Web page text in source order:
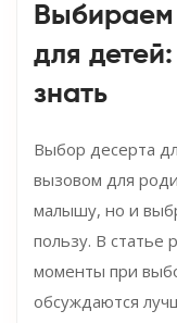
Выбираем
для
знать
Выбор десерта
вызовом для
малышу, но и
пользу. В статье
моменты при
обсуждаются